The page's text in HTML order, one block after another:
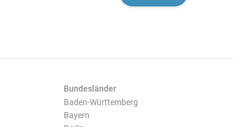
Bundesländer
Baden-Württemberg
Bayern